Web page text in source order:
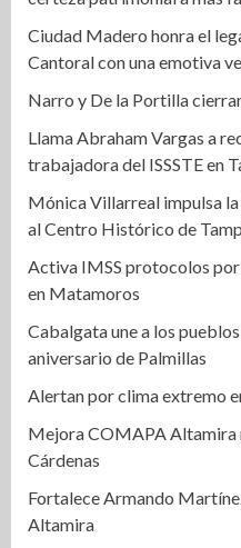
Ciudad Madero honra el
Cantoral con una emotiva
Narro y De la Portilla
Llama Abraham Vargas a
trabajadora del ISSSTE en
Mónica Villarreal impulsa
al Centro Histórico de
Activa IMSS protocolos por
en Matamoros
Cabalgata une a los
aniversario de Palmillas
Alertan por clima extremo
Mejora COMAPA Altamira
Cárdenas
Fortalece Armando
Altamira